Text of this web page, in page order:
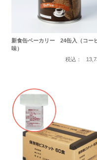
新食缶ベーカリー 24缶入（コー
味）
税込：